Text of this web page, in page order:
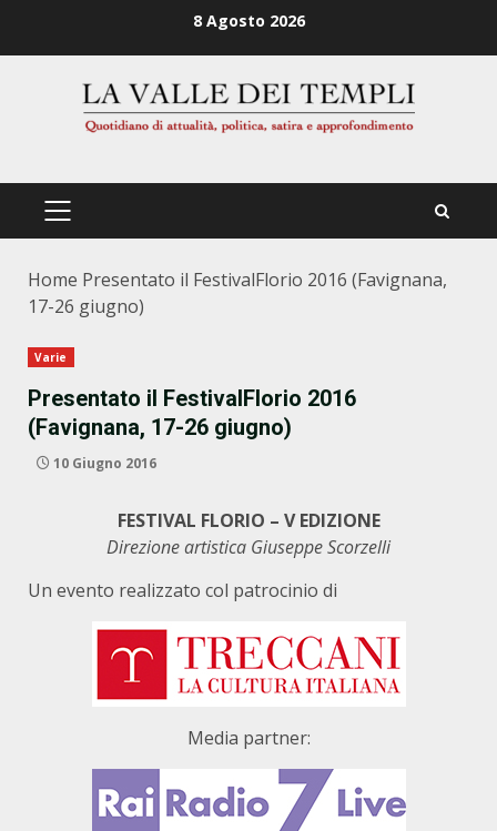
8 Agosto 2026
PRIMÄRES
Home Presentato il FestivalFlorio 2016 (Favignana,
17-26 giugno)
Varie
Presentato il FestivalFlorio 2016
(Favignana, 17-26 giugno)
10 Giugno 2016
FESTIVAL FLORIO – V EDIZIONE
Direzione artistica Giuseppe Scorzelli
Un evento realizzato col patrocinio di
Media partner: